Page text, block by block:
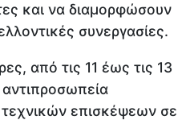
και να διαμορφώσουν
συνεργασίες.
από τις 11 έως τις 13
επισκέψεων σε